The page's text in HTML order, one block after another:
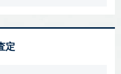
定